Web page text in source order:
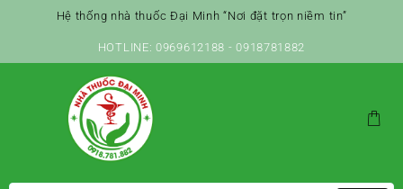
Hệ thống nhà thuốc Đại Minh “Nơi đặt trọn niềm tin”
HOTLINE: 0969612188 - 0918781882